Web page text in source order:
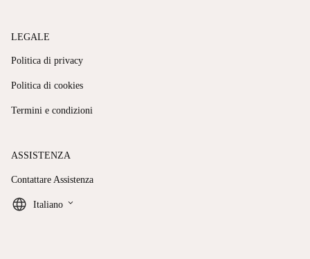
LEGALE
Politica di privacy
Politica di cookies
Termini e condizioni
ASSISTENZA
Contattare Assistenza
Italiano keyboard_arrow_down